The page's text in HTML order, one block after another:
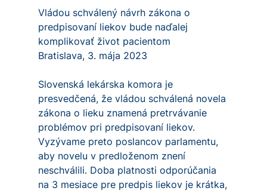
Vládou schválený návrh zákona o
predpisovaní liekov bude naďalej
komplikovať život pacientom
Bratislava, 3. mája 2023
Slovenská lekárska komora je
presvedčená, že vládou schválená novela
zákona o lieku znamená pretrvávanie
problémov pri predpisovaní liekov.
Vyzývame preto poslancov parlamentu,
aby novelu v predloženom znení
neschválili. Doba platnosti odporúčania
na 3 mesiace pre predpis liekov je krátka,